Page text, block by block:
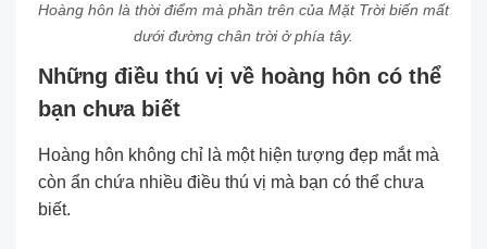
Hoàng hôn là thời điểm mà phần trên của Mặt Trời biến mất
dưới đường chân trời ở phía tây.
Những điều thú vị về hoàng hôn có thể
bạn chưa biết
Hoàng hôn không chỉ là một hiện tượng đẹp mắt mà
còn ẩn chứa nhiều điều thú vị mà bạn có thể chưa
biết.